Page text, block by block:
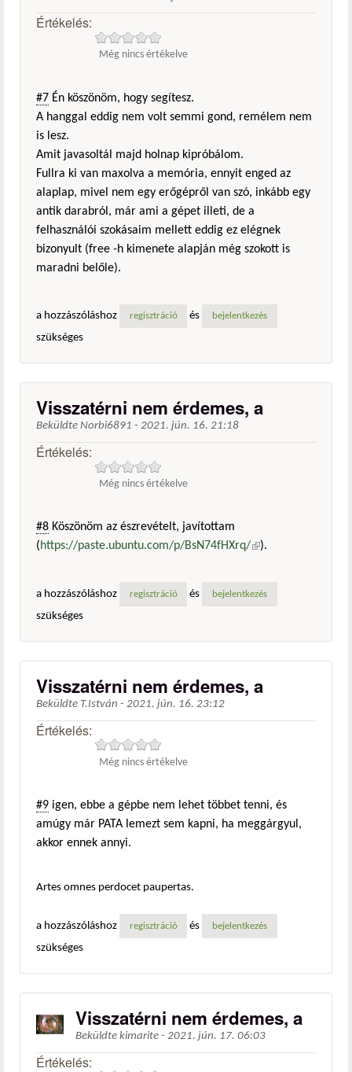
Értékelés:
Még nincs értékelve
#7 Én köszönöm, hogy segítesz.
A hanggal eddig nem volt semmi gond, remélem nem
is lesz.
Amit javasoltál majd holnap kipróbálom.
Fullra ki van maxolva a memória, ennyit enged az
alaplap, mivel nem egy erőgépről van szó, inkább egy
antik darabról, már ami a gépet illeti, de a
felhasználói szokásaim mellett eddig ez elégnek
bizonyult (free -h kimenete alapján még szokott is
maradni belőle).
a hozzászóláshoz regisztráció és bejelentkezés
szükséges
Visszatérni nem érdemes, a
Beküldte Norbi6891 - 2021. jún. 16. 21:18
Értékelés:
Még nincs értékelve
#8 Köszönöm az észrevételt, javítottam
(https://paste.ubuntu.com/p/BsN74fHXrq/(külső
).
a hozzászóláshoz regisztráció és bejelentkezés
szükséges
Visszatérni nem érdemes, a
Beküldte T.István - 2021. jún. 16. 23:12
Értékelés:
Még nincs értékelve
#9 igen, ebbe a gépbe nem lehet többet tenni, és
amúgy már PATA lemezt sem kapni, ha meggárgyul,
akkor ennek annyi.
Artes omnes perdocet paupertas.
a hozzászóláshoz regisztráció és bejelentkezés
szükséges
Visszatérni nem érdemes, a
Beküldte kimarite - 2021. jún. 17. 06:03
Értékelés: